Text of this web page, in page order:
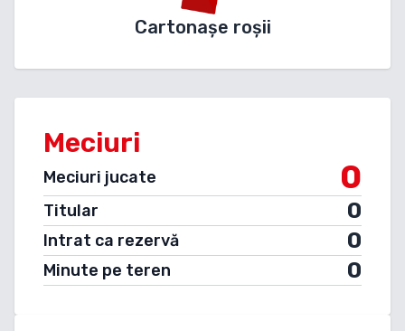
Cartonașe roșii
Meciuri
Meciuri jucate 0
Titular 0
Intrat ca rezervă 0
Minute pe teren 0